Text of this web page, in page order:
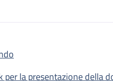
a tempo determinato di
per la presentazione della